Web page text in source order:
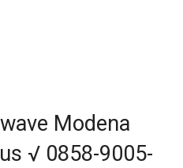
Modena
√ 0858-9005-